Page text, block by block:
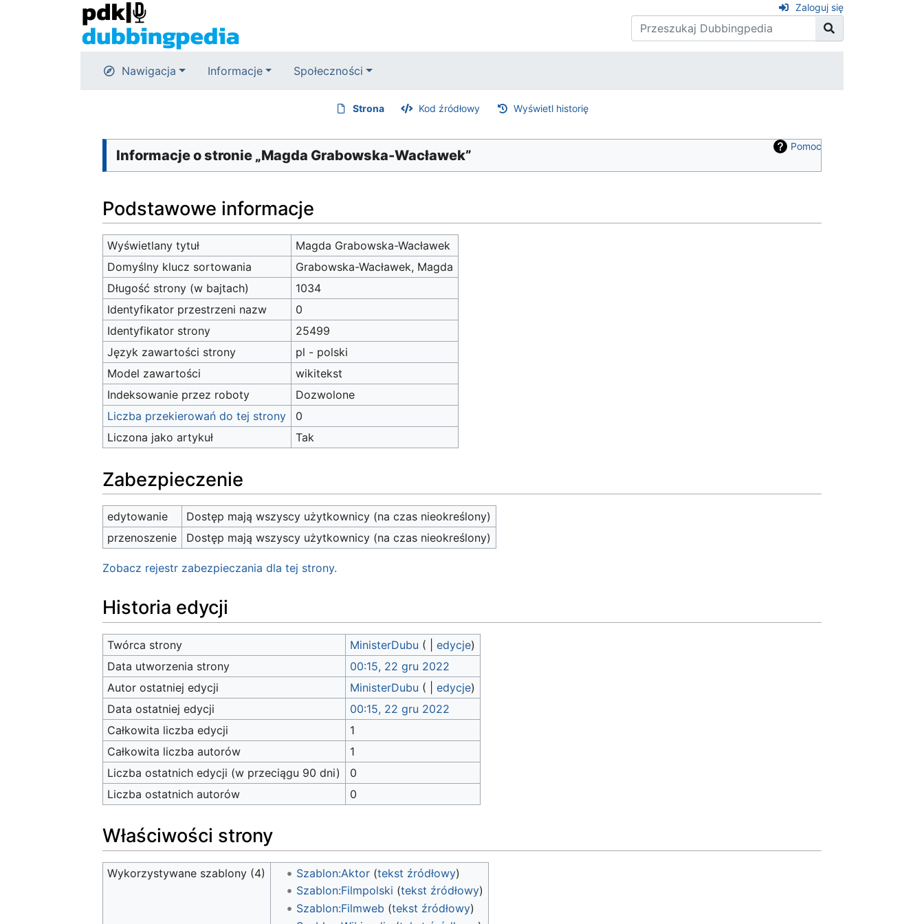
Zaloguj się
Nawigacja Informacje Społeczności
Strona Kod źródłowy Wyświetl historię
Pomoc
Informacje o stronie „Magda Grabowska-Wacławek”
Podstawowe informacje
Wyświetlany tytuł
Magda Grabowska-Wacławek
Domyślny klucz sortowania
Grabowska-Wacławek, Magda
Długość strony (w bajtach)
1034
Identyfikator przestrzeni nazw
0
Identyfikator strony
25499
Język zawartości strony
pl - polski
Model zawartości
wikitekst
Indeksowanie przez roboty
Dozwolone
Liczba przekierowań do tej strony
0
Liczona jako artykuł
Tak
Zabezpieczenie
edytowanie
Dostęp mają wszyscy użytkownicy (na czas nieokreślony)
przenoszenie
Dostęp mają wszyscy użytkownicy (na czas nieokreślony)
Zobacz rejestr zabezpieczania dla tej strony.
Historia edycji
Twórca strony MinisterDubu ( |edycje)
Data utworzenia strony
00:15, 22 gru 2022
Autor ostatniej edycji
MinisterDubu ( |edycje)
Data ostatniej edycji
00:15, 22 gru 2022
Całkowita liczba edycji
1
Całkowita liczba autorów
1
Liczba ostatnich edycji (w przeciągu 90 dni)
0
Liczba ostatnich autorów
0
Właściwości strony
Wykorzystywane szablony (4) Szablon:Aktor(tekst źródłowy)
Szablon:Filmpolski (tekst źródłowy)
Szablon:Filmweb (tekst źródłowy)